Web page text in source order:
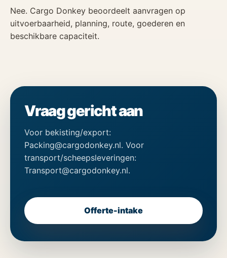
Nee. Cargo Donkey beoordeelt aanvragen op
uitvoerbaarheid, planning, route, goederen en
beschikbare capaciteit.
Vraag gericht aan
Voor bekisting/export:
Packing@cargodonkey.nl. Voor
transport/scheepsleveringen:
Transport@cargodonkey.nl.
Offerte-intake